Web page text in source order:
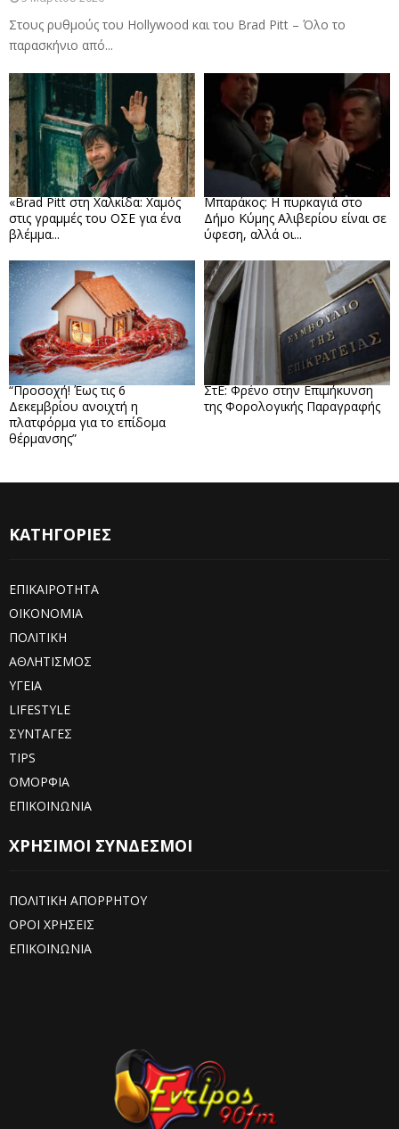
Στους ρυθμούς του Hollywood και του Brad Pitt – Όλο το
παρασκήνιο από...
«Brad Pitt στη Χαλκίδα: Χαμός
στις γραμμές του ΟΣΕ για ένα
βλέμμα...
Μπαράκος: Η πυρκαγιά στο
Δήμο Κύμης Αλιβερίου είναι σε
ύφεση, αλλά οι...
“Προσοχή! Έως τις 6
Δεκεμβρίου ανοιχτή η
πλατφόρμα για το επίδομα
θέρμανσης”
ΣτΕ: Φρένο στην Επιμήκυνση
της Φορολογικής Παραγραφής
ΚΑΤΗΓΟΡΙΕΣ
ΕΠΙΚΑΙΡΟΤΗΤΑ
ΟΙΚΟΝΟΜΙΑ
ΠΟΛΙΤΙΚΗ
ΑΘΛΗΤΙΣΜΟΣ
ΥΓΕΙΑ
LIFESTYLE
ΣΥΝΤΑΓΕΣ
TIPS
ΟΜΟΡΦΙΑ
ΕΠΙΚΟΙΝΩΝΙΑ
ΧΡΗΣΙΜΟΙ ΣΥΝΔΕΣΜΟΙ
ΠΟΛΙΤΙΚΗ ΑΠΟΡΡΗΤΟΥ
ΟΡΟΙ ΧΡΗΣΕΙΣ
ΕΠΙΚΟΙΝΩΝΙΑ